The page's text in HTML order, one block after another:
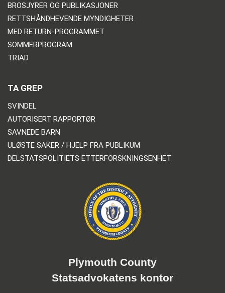
BROSJYRER OG PUBLIKASJONER
RETTSHÅNDHEVENDE MYNDIGHETER
MED RETURN-PROGRAMMET
SOMMERPROGRAM
TRIAD
TA GREP
SVINDEL
AUTORISERT RAPPORTØR
SAVNEDE BARN
ULØSTE SAKER / HJELP FRA PUBLIKUM
DELSTATSPOLITIETS ETTERFORSKNINGSENHET
Plymouth County
Statsadvokatens kontor